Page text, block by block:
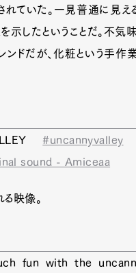
れていた。一見普通に見
示したということだ。不気
ドだが、化粧という手作
#uncannyvalley
sound - Amiceaa
映像。
fun with the